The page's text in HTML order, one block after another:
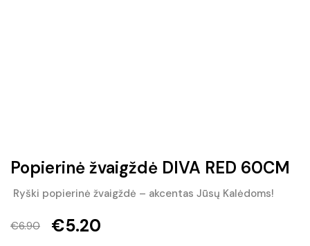
Popierinė žvaigždė DIVA RED 60CM
Ryški popierinė žvaigždė – akcentas Jūsų Kalėdoms!
€6.90
Original
€5.20
Current